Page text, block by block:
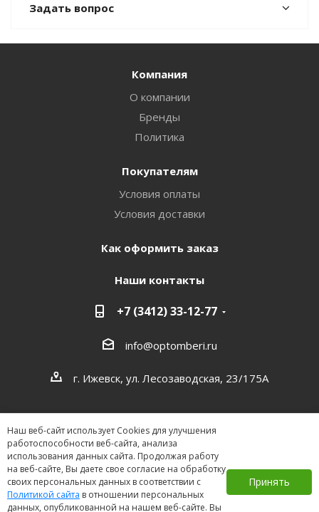
Задать вопрос
Наш веб-сайт использует Cookies для улучшения
работоспособности веб-сайта, анализа
использования данных сайта. Продолжая работу
на веб-сайте, Вы даете свое согласие на обработку
своих персональных данных в соответствии с
Политикой сайта в отношении персональных
данных, опубликованной на нашем веб-сайте. Вы
Принять
Компания
О компании
Бренды
Политика
Покупателям
Условия оплаты
Условия доставки
Как оформить заказ
Наши контакты
+7 (3412) 33-12-77
info@optomberi.ru
г. Ижевск, ул. Лесозаводская, 23/175А
2026 ©